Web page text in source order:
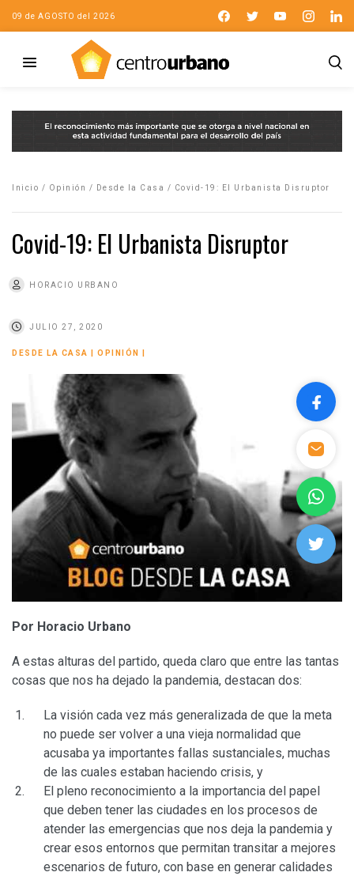
09 de AGOSTO del 2026
Inicio / Opinión / Desde la Casa / Covid-19: El Urbanista Disruptor
Covid-19: El Urbanista Disruptor
HORACIO URBANO
JULIO 27, 2020
DESDE LA CASA OPINIÓN
Por Horacio Urbano
A estas alturas del partido, queda claro que entre las tantas
cosas que nos ha dejado la pandemia, destacan dos:
La visión cada vez más generalizada de que la meta
no puede ser volver a una vieja normalidad que
acusaba ya importantes fallas sustanciales, muchas
de las cuales estaban haciendo crisis, y
El pleno reconocimiento a la importancia del papel
que deben tener las ciudades en los procesos de
atender las emergencias que nos deja la pandemia y
crear esos entornos que permitan transitar a mejores
escenarios de futuro, con base en generar calidades